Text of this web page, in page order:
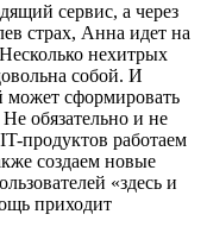
сервис, а через
страх, Анна идет на
нехитрых
собой. И
может сформировать
обязательно и не
продуктов работаем
создаем новые
«здесь и
приходит